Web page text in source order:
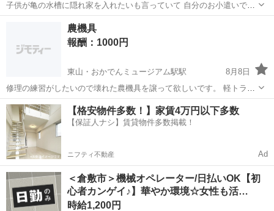
子供が亀の水槽に隠れ家を入れたいも言っていて 自分のお小遣いで買
いたいみたいなので 500円ぐらいで譲って頂ける方居ましたら よろし
くお願いします。
植松駅
農機具
報酬：1000円
東山・おかでんミュージアム駅駅
8月8日
修理の練習がしたいので壊れた農機具を譲って欲しいです。 軽トラに
載るくらいの小さい農機具でお願いします。 草刈機、動噴、管理機な
どでエンジン式の物でお願いいたします。 修理の依頼はお断りさせて
頂きます。
岡山 岡山市 東山・おかでんミュージアム駅駅
買いたい/ください 農機具
【格安物件多数！】家賃4万円以下多数
【保証人ナシ】賃貸物件多数掲載！
ニフティ不動産 Ad
＜倉敷市＞機械オペレーター/日払いOK【初
心者カンゲイ♪】華やか環境☆女性も活…
時給1,200円